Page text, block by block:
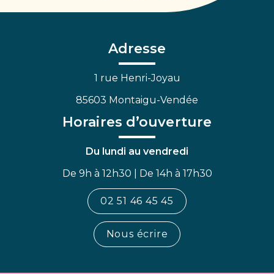
Facebook
Adresse
1 rue Henri-Joyau
85603 Montaigu-Vendée
Horaires d’ouverture
Du lundi au vendredi
De 9h à 12h30 | De 14h à 17h30
02 51 46 45 45
Nous écrire